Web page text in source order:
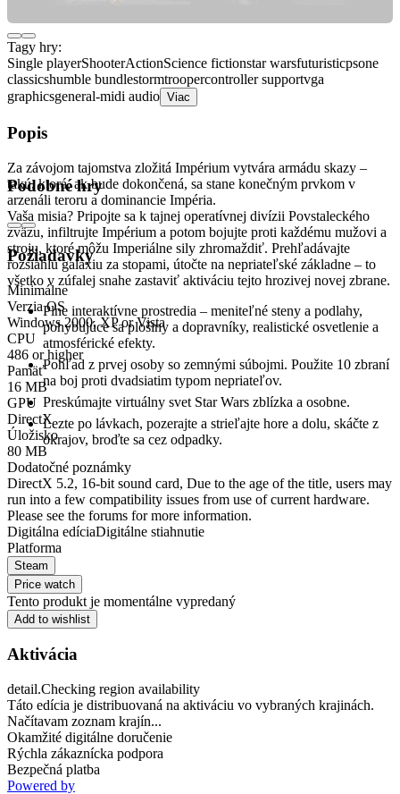
Tagy hry:
Single playerShooterActionScience fictionstar warsfuturisticpsone
classicshumble bundlestormtroopercontroller supportvga
graphicsgeneral-midi audio Viac
Popis
Za závojom tajomstva zložitá Impérium vytvára armádu skazy –
takú, ktorá, ak bude dokončená, sa stane konečným prvkom v
arzenáli teroru a dominancie Impéria.
Vaša misia? Pripojte sa k tajnej operatívnej divízii Povstaleckého
zväzu, infiltrujte Impérium a potom bojujte proti každému mužovi a
stroju, ktoré môžu Imperiálne sily zhromaždiť. Prehľadávajte
rozsiahlu galaxiu za stopami, útočte na nepriateľské základne – to
všetko v zúfalej snahe zastaviť aktiváciu tejto hrozivej novej zbrane.
Plne interaktívne prostredia – meniteľné steny a podlahy,
pohybujúce sa plošiny a dopravníky, realistické osvetlenie a
atmosférické efekty.
Pohľad z prvej osoby so zemnými súbojmi. Použite 10 zbraní
na boj proti dvadsiatim typom nepriateľov.
Preskúmajte virtuálny svet Star Wars zblízka a osobne.
Lezte po lávkach, pozerajte a strieľajte hore a dolu, skáčte z
okrajov, broďte sa cez odpadky.
Podobné hry
Požiadavky
Minimálne
Verzia OS
Windows 2000, XP or Vista
CPU
486 or higher
Pamäť
16 MB
GPU
DirectX
Úložisko
80 MB
Dodatočné poznámky
DirectX 5.2, 16-bit sound card, Due to the age of the title, users may
run into a few compatibility issues from use of current hardware.
Please see the forums for more information.
Digitálna edíciaDigitálne stiahnutie
Platforma
Steam
Price watch
Tento produkt je momentálne vypredaný
Add to wishlist
Aktivácia
detail.Checking region availability
Táto edícia je distribuovaná na aktiváciu vo vybraných krajinách.
Načítavam zoznam krajín...
Okamžité digitálne doručenie
Rýchla zákaznícka podpora
Bezpečná platba
Powered by